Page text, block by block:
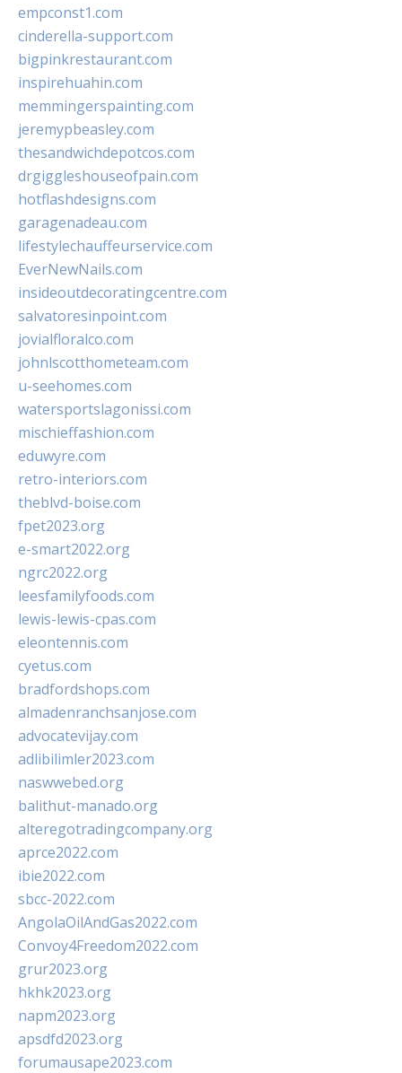
empconst1.com
cinderella-support.com
bigpinkrestaurant.com
inspirehuahin.com
memmingerspainting.com
jeremypbeasley.com
thesandwichdepotcos.com
drgiggleshouseofpain.com
hotflashdesigns.com
garagenadeau.com
lifestylechauffeurservice.com
EverNewNails.com
insideoutdecoratingcentre.com
salvatoresinpoint.com
jovialfloralco.com
johnlscotthometeam.com
u-seehomes.com
watersportslagonissi.com
mischieffashion.com
eduwyre.com
retro-interiors.com
theblvd-boise.com
fpet2023.org
e-smart2022.org
ngrc2022.org
leesfamilyfoods.com
lewis-lewis-cpas.com
eleontennis.com
cyetus.com
bradfordshops.com
almadenranchsanjose.com
advocatevijay.com
adlibilimler2023.com
naswwebed.org
balithut-manado.org
alteregotradingcompany.org
aprce2022.com
ibie2022.com
sbcc-2022.com
AngolaOilAndGas2022.com
Convoy4Freedom2022.com
grur2023.org
hkhk2023.org
napm2023.org
apsdfd2023.org
forumausape2023.com